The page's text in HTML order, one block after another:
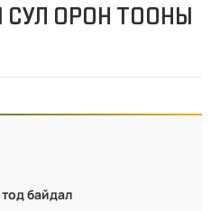
ОРОН ТООНЫ
байдал